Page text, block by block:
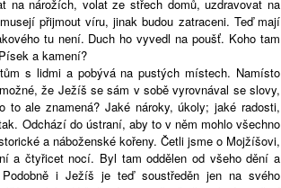
na nárožích, volat ze střech domů, uzdravovat na
přijmout víru, jinak budou zatraceni. Teď mají
tu není. Duch ho vyvedl na poušť. Koho tam
a kamení?
s lidmi a pobývá na pustých místech. Namísto
že Ježíš se sám v sobě vyrovnával se slovy,
ale znamená? Jaké nároky, úkoly; jaké radosti,
Odchází do ústraní, aby to v něm mohlo všechno
a náboženské kořeny. Četli jsme o Mojžíšovi,
a čtyřicet nocí. Byl tam oddělen od všeho dění a
i Ježíš je teď soustředěn jen na svého